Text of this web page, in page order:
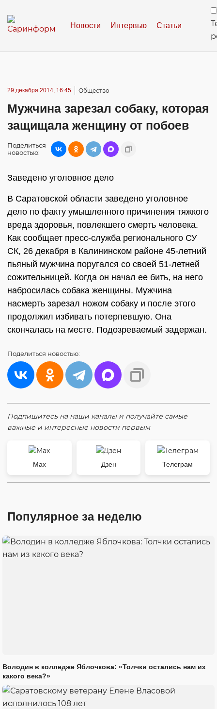
Новости Интервью Статьи
29 декабря 2014, 16:45 Общество
Мужчина зарезал собаку, которая
защищала женщину от побоев
Поделиться
новостью:
Заведено уголовное дело
В Саратовской области заведено уголовное
дело по факту умышленного причинения тяжкого
вреда здоровья, повлекшего смерть человека.
Как сообщает пресс-служба регионального СУ
СК, 26 декабря в Калининском районе 45-летний
пьяный мужчина поругался со своей 51-летней
сожительницей. Когда он начал ее бить, на него
набросилась собака женщины. Мужчина
насмерть зарезал ножом собаку и после этого
продолжил избивать потерпевшую. Она
скончалась на месте. Подозреваемый задержан.
Поделиться новостью:
Подпишитесь на наши каналы и получайте самые
важные и интересные новости первым
Max Дзен Телеграм
Популярное за неделю
Володин в колледже Яблочкова: «Толчки остались нам из
какого века?»